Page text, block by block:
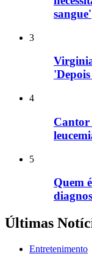
sangue'
3
4
Cantor
5
Quem
Últimas
Entretenimento